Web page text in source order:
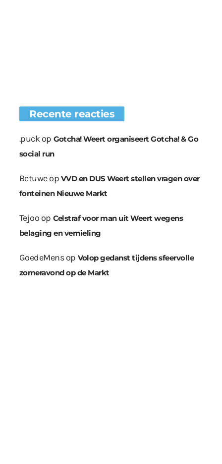
Recente reacties
.puckop Gotcha! Weert organiseert Gotcha! & Go
social run
Betuweop VVD en DUS Weert stellen vragen over
fonteinen Nieuwe Markt
Tejoo op Celstraf voor man uit Weert wegens
belaging en vernieling
GoedeMensop Volop gedanst tijdens sfeervolle
zomeravond op de Markt